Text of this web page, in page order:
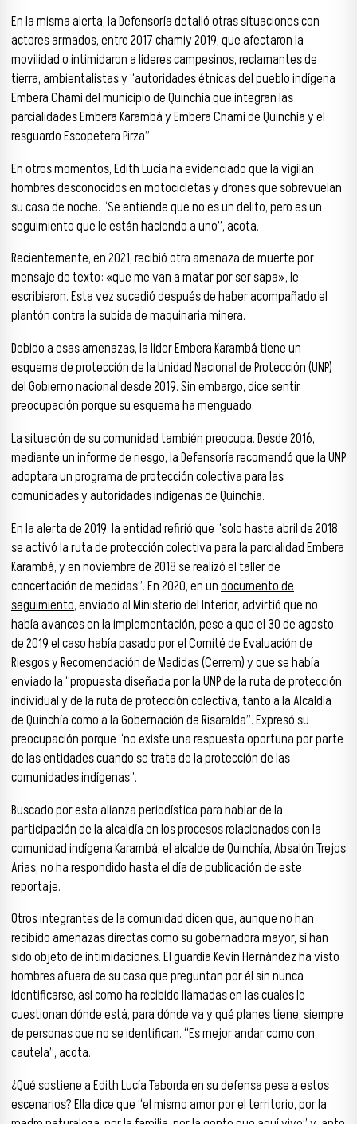
En la misma alerta, la Defensoría detalló otras situaciones con
actores armados, entre 2017 chamiy 2019, que afectaron la
movilidad o intimidaron a líderes campesinos, reclamantes de
tierra, ambientalistas y “autoridades étnicas del pueblo indígena
Embera Chamí del municipio de Quinchía que integran las
parcialidades Embera Karambá y Embera Chamí de Quinchía y el
resguardo Escopetera Pirza”.
En otros momentos, Edith Lucía ha evidenciado que la vigilan
hombres desconocidos en motocicletas y drones que sobrevuelan
su casa de noche. “Se entiende que no es un delito, pero es un
seguimiento que le están haciendo a uno”, acota.
Recientemente, en 2021, recibió otra amenaza de muerte por
mensaje de texto: «que me van a matar por ser sapa», le
escribieron. Esta vez sucedió después de haber acompañado el
plantón contra la subida de maquinaria minera.
Debido a esas amenazas, la líder Embera Karambá tiene un
esquema de protección de la Unidad Nacional de Protección (UNP)
del Gobierno nacional desde 2019. Sin embargo, dice sentir
preocupación porque su esquema ha menguado.
La situación de su comunidad también preocupa. Desde 2016,
mediante uninforme de riesgo, la Defensoría recomendó que la UNP
adoptara un programa de protección colectiva para las
comunidades y autoridades indígenas de Quinchía.
En la alerta de 2019, la entidad refirió que “solo hasta abril de 2018
se activó la ruta de protección colectiva para la parcialidad Embera
Karambá, y en noviembre de 2018 se realizó el taller de
concertación de medidas”. En 2020, en undocumento de
seguimiento, enviado al Ministerio del Interior, advirtió que no
había avances en la implementación, pese a que el 30 de agosto
de 2019 el caso había pasado por el Comité de Evaluación de
Riesgos y Recomendación de Medidas (Cerrem) y que se había
enviado la “propuesta diseñada por la UNP de la ruta de protección
individual y de la ruta de protección colectiva, tanto a la Alcaldía
de Quinchía como a la Gobernación de Risaralda”. Expresó su
preocupación porque “no existe una respuesta oportuna por parte
de las entidades cuando se trata de la protección de las
comunidades indígenas”.
Buscado por esta alianza periodística para hablar de la
participación de la alcaldía en los procesos relacionados con la
comunidad indígena Karambá, el alcalde de Quinchía, Absalón Trejos
Arias, no ha respondido hasta el día de publicación de este
reportaje.
Otros integrantes de la comunidad dicen que, aunque no han
recibido amenazas directas como su gobernadora mayor, sí han
sido objeto de intimidaciones. El guardia Kevin Hernández ha visto
hombres afuera de su casa que preguntan por él sin nunca
identificarse, así como ha recibido llamadas en las cuales le
cuestionan dónde está, para dónde va y qué planes tiene, siempre
de personas que no se identifican. “Es mejor andar como con
cautela”, acota.
¿Qué sostiene a Edith Lucía Taborda en su defensa pese a estos
escenarios? Ella dice que “el mismo amor por el territorio, por la